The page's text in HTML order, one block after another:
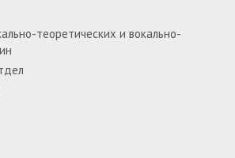
теоретических и вокально-